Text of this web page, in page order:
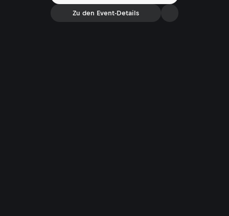
Zu den Event-Details